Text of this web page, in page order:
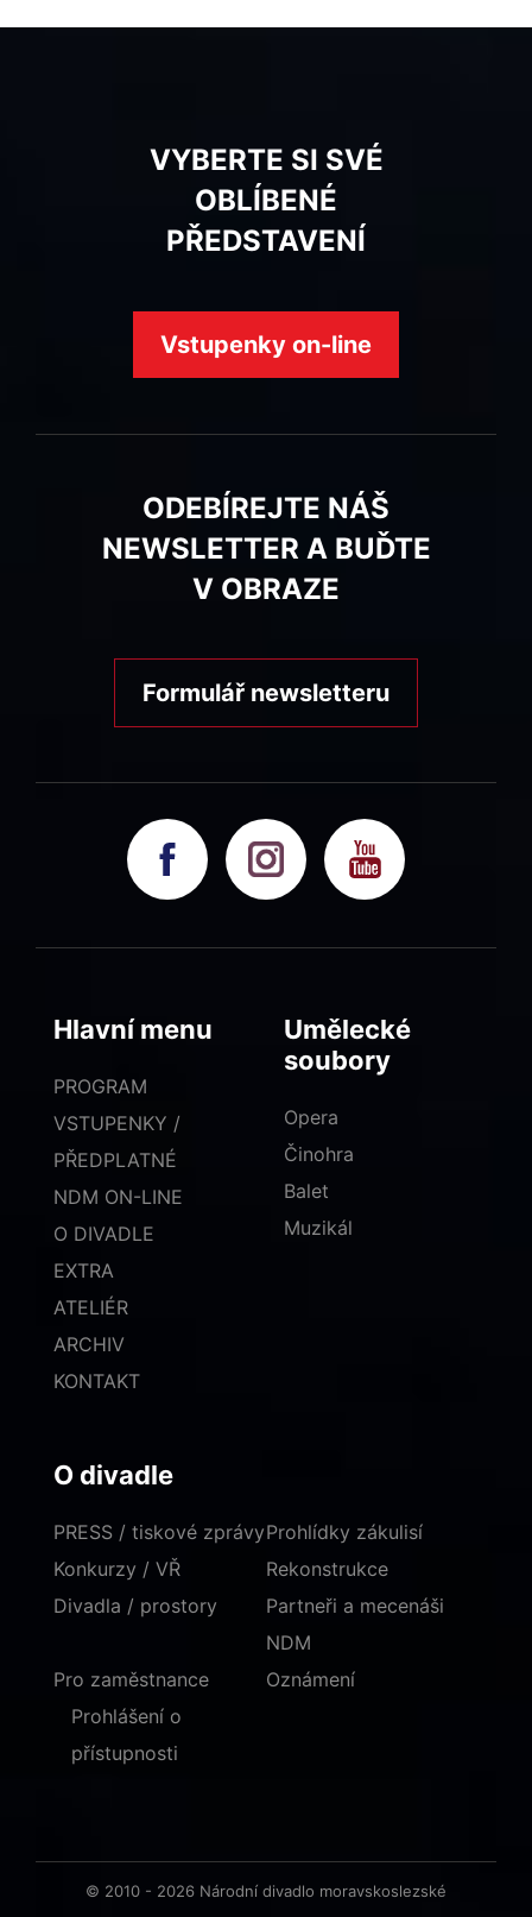
VYBERTE SI SVÉ
OBLÍBENÉ
PŘEDSTAVENÍ
Vstupenky on-line
ODEBÍREJTE NÁŠ
NEWSLETTER A BUĎTE
V OBRAZE
Formulář newsletteru
Hlavní menu
PROGRAM
VSTUPENKY /
PŘEDPLATNÉ
NDM ON-LINE
O DIVADLE
EXTRA
ATELIÉR
ARCHIV
KONTAKT
Umělecké
soubory
Opera
Činohra
Balet
Muzikál
O divadle
PRESS / tiskové zprávy
Konkurzy / VŘ
Divadla / prostory
Prohlídky zákulisí
Rekonstrukce
Partneři a mecenáši
NDM
Pro zaměstnance
Oznámení
Prohlášení o
přístupnosti
© 2010 - 2026 Národní divadlo moravskoslezské